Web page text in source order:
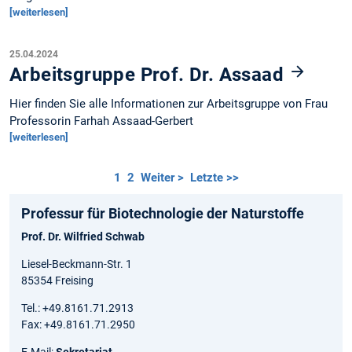
[weiterlesen]
25.04.2024
Arbeitsgruppe Prof. Dr. Assaad
Hier finden Sie alle Informationen zur Arbeitsgruppe von Frau
Professorin Farhah Assaad-Gerbert
[weiterlesen]
1 2 Weiter > Letzte >>
Professur für Biotechnologie der Naturstoffe
Prof. Dr. Wilfried Schwab
Liesel-Beckmann-Str. 1
85354 Freising
Tel.: +49.8161.71.2913
Fax: +49.8161.71.2950